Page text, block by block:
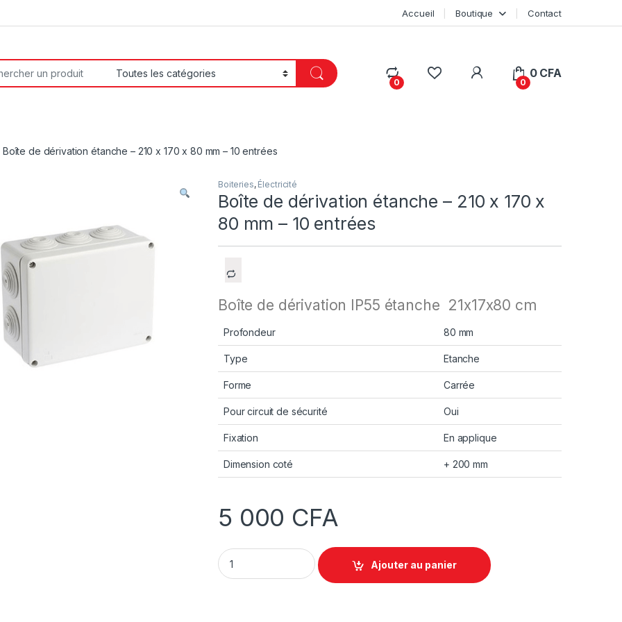
Accueil Boutique Contact
0
My Account
0
0 CFA
Boîte de dérivation étanche – 210 x 170 x 80 mm – 10 entrées
Boiteries, Électricité
Boîte de dérivation étanche – 210 x 170 x
80 mm – 10 entrées
Boîte de dérivation IP55 étanche 21x17x80 cm
Profondeur 80 mm
Type Etanche
Forme Carrée
Pour circuit de sécurité Oui
Fixation En applique
Dimension coté + 200 mm
5 000 CFA
Boîte de dérivation étanche - 210 x 170 x 80 mm - 10 entrées quantity
Ajouter au panier